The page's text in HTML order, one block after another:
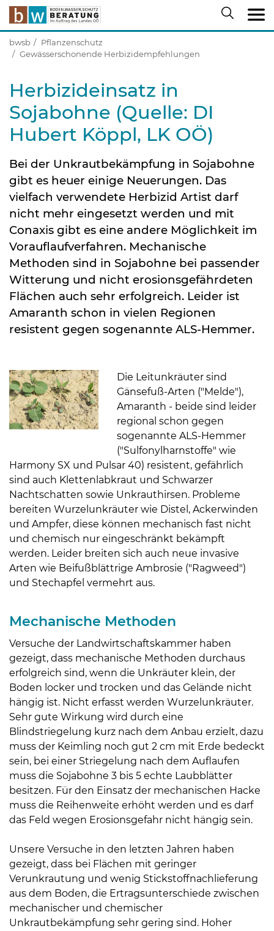
bwsb
Pflanzenschutz
Gewässerschonende Herbizidempfehlungen
Herbizideinsatz in
Sojabohne (Quelle: DI
Hubert Köppl, LK OÖ)
Bei der Unkrautbekämpfung in Sojabohne
gibt es heuer einige Neuerungen. Das
vielfach verwendete Herbizid Artist darf
nicht mehr eingesetzt werden und mit
Conaxis gibt es eine andere Möglichkeit im
Vorauflaufverfahren. Mechanische
Methoden sind in Sojabohne bei passender
Witterung und nicht erosionsgefährdeten
Flächen auch sehr erfolgreich. Leider ist
Amaranth schon in vielen Regionen
resistent gegen sogenannte ALS-Hemmer.
Die Leitunkräuter sind
Gänsefuß-Arten ("Melde"),
Amaranth - beide sind leider
regional schon gegen
sogenannte ALS-Hemmer
("Sulfonylharnstoffe" wie
Harmony SX und Pulsar 40) resistent, gefährlich
sind auch Klettenlabkraut und Schwarzer
Nachtschatten sowie Unkrauthirsen. Probleme
bereiten Wurzelunkräuter wie Distel, Ackerwinden
und Ampfer, diese können mechanisch fast nicht
und chemisch nur eingeschränkt bekämpft
werden. Leider breiten sich auch neue invasive
Arten wie Beifußblättrige Ambrosie ("Ragweed")
und Stechapfel vermehrt aus.
Mechanische Methoden
Versuche der Landwirtschaftskammer haben
gezeigt, dass mechanische Methoden durchaus
erfolgreich sind, wenn die Unkräuter klein, der
Boden locker und trocken und das Gelände nicht
hängig ist. Nicht erfasst werden Wurzelunkräuter.
Sehr gute Wirkung wird durch eine
Blindstriegelung kurz nach dem Anbau erzielt, dazu
muss der Keimling noch gut 2 cm mit Erde bedeckt
sein, bei einer Striegelung nach dem Auflaufen
muss die Sojabohne 3 bis 5 echte Laubblätter
besitzen. Für den Einsatz der mechanischen Hacke
muss die Reihenweite erhöht werden und es darf
das Feld wegen Erosionsgefahr nicht hängig sein.
Unsere Versuche in den letzten Jahren haben
gezeigt, dass bei Flächen mit geringer
Verunkrautung und wenig Stickstoffnachlieferung
aus dem Boden, die Ertragsunterschiede zwischen
mechanischer und chemischer
Unkrautbekämpfung sehr gering sind. Hoher